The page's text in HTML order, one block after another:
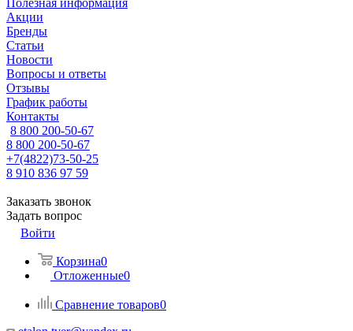
Полезная информация
Акции
Бренды
Статьи
Новости
Вопросы и ответы
Отзывы
График работы
Контакты
8 800 200-50-67
8 800 200-50-67
+7(4822)73-50-25
8 910 836 97 59
Заказать звонок
Задать вопрос
Войти
Корзина0
Отложенные0
Сравнение товаров0